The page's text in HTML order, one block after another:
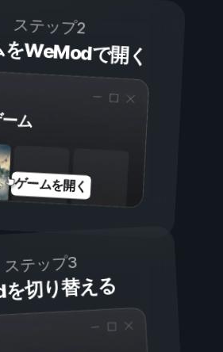
ステップ2
WeModで開く
ム
ゲームを開く
ステップ3
切り替える